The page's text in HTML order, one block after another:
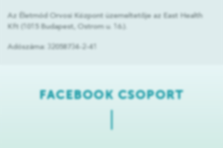
Az Életmód Orvosi Központ üzemeltetője az East Health
Kft (1015 Budapest, Ostrom u. 16.).
Adószáma: 32058734-2-41
FACEBOOK CSOPORT